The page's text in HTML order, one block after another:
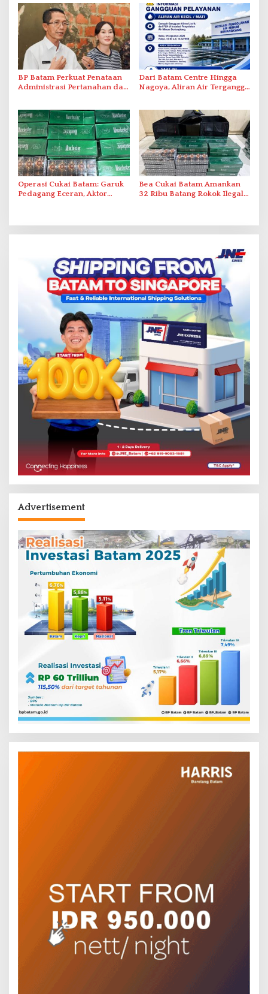
BP Batam Perkuat Penataan
Administrasi Pertanahan dan
Dari Batam Centre Hingga
Nagoya, Aliran Air Terganggu
Operasi Cukai Batam: Garuk
Pedagang Eceran, Aktor
Bea Cukai Batam Amankan
32 Ribu Batang Rokok Ilegal
Advertisement